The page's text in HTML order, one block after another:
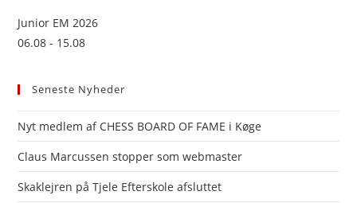
Junior EM 2026
06.08 - 15.08
Seneste Nyheder
Nyt medlem af CHESS BOARD OF FAME i Køge
Claus Marcussen stopper som webmaster
Skaklejren på Tjele Efterskole afsluttet